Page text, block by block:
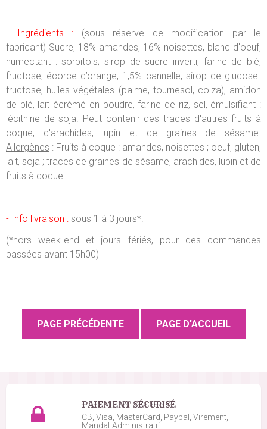
- Ingrédients : (sous réserve de modification par le
fabricant) Sucre, 18% amandes, 16% noisettes, blanc d'oeuf,
humectant : sorbitols; sirop de sucre inverti, farine de blé,
fructose, écorce d’orange, 1,5% cannelle, sirop de glucose-
fructose, huiles végétales (palme, tournesol, colza), amidon
de blé, lait écrémé en poudre, farine de riz, sel, émulsifiant :
lécithine de soja. Peut contenir des traces d'autres fruits à
coque, d'arachides, lupin et de graines de sésame.
Allergènes : Fruits à coque : amandes, noisettes ; oeuf, gluten,
lait, soja ; traces de graines de sésame, arachides, lupin et de
fruits à coque.
- Info livraison : sous 1 à 3 jours*.
(*hors week-end et jours fériés, pour des commandes
passées avant 15h00)
PAIEMENT SÉCURISÉ
CB, Visa, MasterCard, Paypal, Virement,
Mandat Administratif.